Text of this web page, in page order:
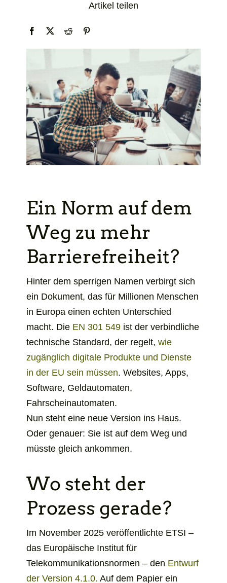
Artikel teilen
Ein Norm auf dem
Weg zu mehr
Barrierefreiheit?
Hinter dem sperrigen Namen verbirgt sich
ein Dokument, das für Millionen Menschen
in Europa einen echten Unterschied
macht. Die EN 301 549öffnet
sich
in
einem
neuen
ist der verbindliche
technische Standard, der regelt, wie
zugänglich digitale Produkte und Dienste
in der EU sein müssen. Websites, Apps,
Software, Geldautomaten,
Fahrscheinautomaten.
Nun steht eine neue Version ins Haus.
Oder genauer: Sie ist auf dem Weg und
müsste gleich ankommen.
Wo steht der
Prozess gerade?
Im November 2025 veröffentlichte ETSI –
das Europäische Institut für
Telekommunikationsnormen – den Entwurf
der Version 4.1.0.öffnet
Auf dem Papier ein